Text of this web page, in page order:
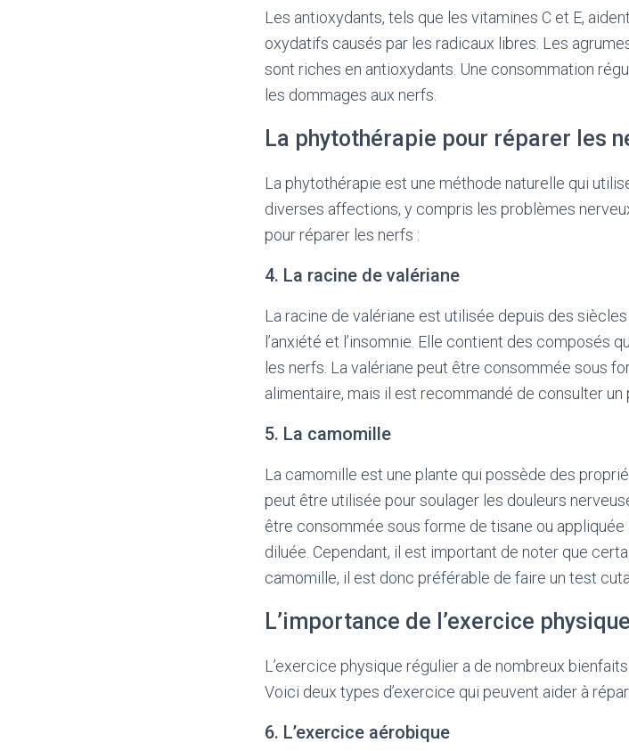
Les antioxydants, tels que les vitamines C et E,
oxydatifs causés par les radicaux libres. Les
sont riches en antioxydants. Une consommation
les dommages aux nerfs.
La phytothérapie pour réparer les
La phytothérapie est une méthode naturelle qui
diverses affections, y compris les problèmes
pour réparer les nerfs :
4. La racine de valériane
La racine de valériane est utilisée depuis des
l’anxiété et l’insomnie. Elle contient des composés
les nerfs. La valériane peut être consommée sous
alimentaire, mais il est recommandé de consulter un
5. La camomille
La camomille est une plante qui possède des
peut être utilisée pour soulager les douleurs
être consommée sous forme de tisane ou
diluée. Cependant, il est important de noter que
camomille, il est donc préférable de faire un test
L’importance de l’exercice physique
L’exercice physique régulier a de nombreux
Voici deux types d’exercice qui peuvent aider à
6. L’exercice aérobique